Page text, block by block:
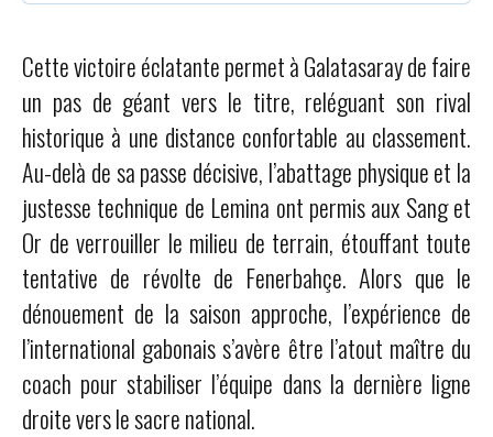
Cette victoire éclatante permet à Galatasaray de faire
un pas de géant vers le titre, reléguant son rival
historique à une distance confortable au classement.
Au-delà de sa passe décisive, l’abattage physique et la
justesse technique de Lemina ont permis aux Sang et
Or de verrouiller le milieu de terrain, étouffant toute
tentative de révolte de Fenerbahçe. Alors que le
dénouement de la saison approche, l’expérience de
l’international gabonais s’avère être l’atout maître du
coach pour stabiliser l’équipe dans la dernière ligne
droite vers le sacre national.